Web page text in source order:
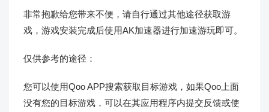
非常抱歉给您带来不便，请自行通过其他途径获取游
戏，游戏安装完成后使用AK加速器进行加速游玩即可。
仅供参考的途径：
您可以使用Qoo APP搜索获取目标游戏，如果Qoo上面
没有您的目标游戏，可以在其应用程序内提交反馈或使